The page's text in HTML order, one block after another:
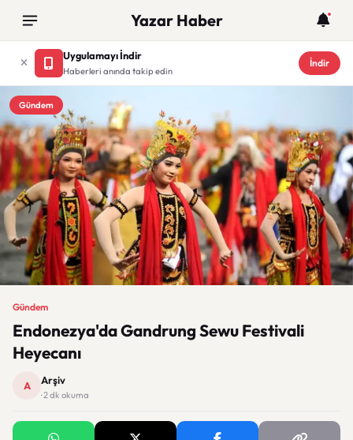
Yazar Haber
Uygulamayı İndir
Haberleri anında takip edin
İndir
Gündem
Gündem
Endonezya'da Gandrung Sewu Festivali
Heyecanı
A Arşiv
· 2 dk okuma